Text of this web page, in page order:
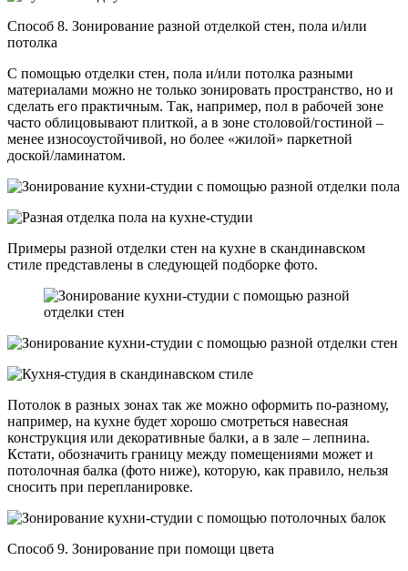
Способ 8. Зонирование разной отделкой стен, пола и/или
потолка
С помощью отделки стен, пола и/или потолка разными
материалами можно не только зонировать пространство, но и
сделать его практичным. Так, например, пол в рабочей зоне
часто облицовывают плиткой, а в зоне столовой/гостиной –
менее износоустойчивой, но более «жилой» паркетной
доской/ламинатом.
Примеры разной отделки стен на кухне в скандинавском
стиле представлены в следующей подборке фото.
Потолок в разных зонах так же можно оформить по-разному,
например, на кухне будет хорошо смотреться навесная
конструкция или декоративные балки, а в зале – лепнина.
Кстати, обозначить границу между помещениями может и
потолочная балка (фото ниже), которую, как правило, нельзя
сносить при перепланировке.
Способ 9. Зонирование при помощи цвета